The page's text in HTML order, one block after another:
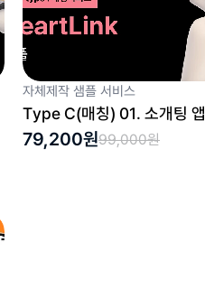
자체제작 샘플 서비스
Type C(매칭) 01. 소개팅 앱
79,200원99,000원